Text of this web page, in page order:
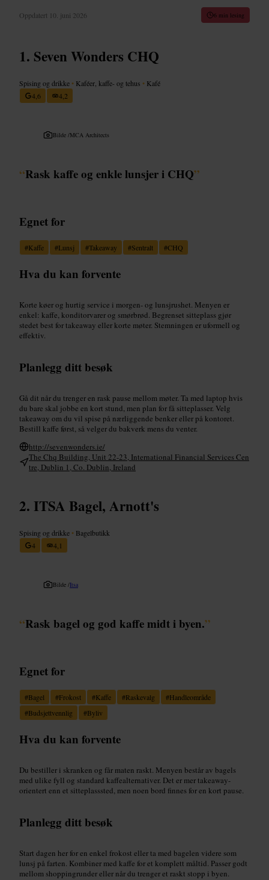
Oppdatert 10. juni 2026 6 min lesing
Seven Wonders CHQ
Spising og drikke • Kaféer, kaffe- og tehus • Kafé
4,6
4,2
Bilde /MCA Architects
“Rask kaffe og enkle lunsjer i CHQ”
Egnet for
#Kaffe #Lunsj #Takeaway #Sentralt #CHQ
Hva du kan forvente
Korte køer og hurtig service i morgen- og lunsjrushet. Menyen er
enkel: kaffe, konditorvarer og smørbrød. Begrenset sitteplass gjør
stedet best for takeaway eller korte møter. Stemningen er uformell og
effektiv.
Planlegg ditt besøk
Gå dit når du trenger en rask pause mellom møter. Ta med laptop hvis
du bare skal jobbe en kort stund, men plan for få sitteplasser. Velg
takeaway om du vil spise på nærliggende benker eller på kontoret.
Bestill kaffe først, så velger du bakverk mens du venter.
http://sevenwonders.ie/
The Chq Building, Unit 22-23, International Financial Services Cen
tre, Dublin 1, Co. Dublin, Ireland
ITSA Bagel, Arnott's
Spising og drikke • Bagelbutikk
4
4,1
Bilde /Itsa
“Rask bagel og god kaffe midt i byen.”
Egnet for
#Bagel #Frokost #Kaffe #Raskevalg #Handleområde
#Budsjettvennlig #Byliv
Hva du kan forvente
Du bestiller i skranken og får maten raskt. Menyen består av bagels
med ulike fyll og standard kaffealternativer. Det er mer takeaway-
orientert enn et sitteplasssted, men noen bord finnes for en kort pause.
Planlegg ditt besøk
Start dagen her for en enkel frokost eller ta med bagelen videre som
lunsj på farten. Kombiner med kaffe for et komplett måltid. Passer godt
mellom shoppingrunder eller når du trenger et raskt stopp i byen.